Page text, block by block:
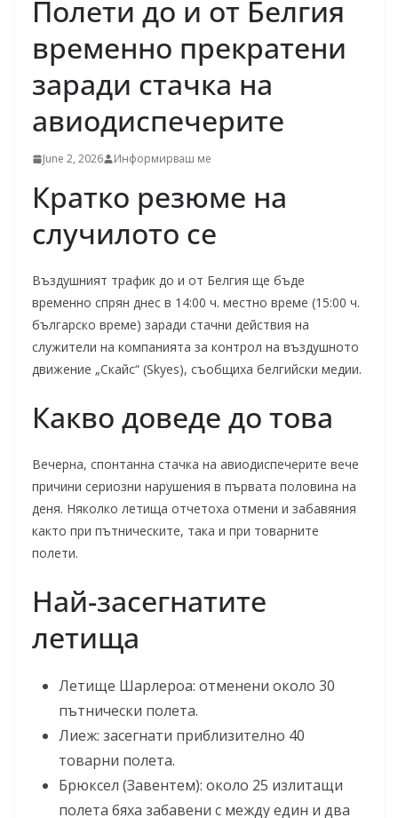
Полети до и от Белгия
временно прекратени
заради стачка на
авиодиспечерите
June 2, 2026 Информирваш ме
Кратко резюме на
случилото се
Въздушният трафик до и от Белгия ще бъде
временно спрян днес в 14:00 ч. местно време (15:00 ч.
българско време) заради стачни действия на
служители на компанията за контрол на въздушното
движение „Скайс“ (Skyes), съобщиха белгийски медии.
Какво доведе до това
Вечерна, спонтанна стачка на авиодиспечерите вече
причини сериозни нарушения в първата половина на
деня. Няколко летища отчетоха отмени и забавяния
както при пътническите, така и при товарните
полети.
Най-засегнатите
летища
Летище Шарлероа: отменени около 30
пътнически полета.
Лиеж: засегнати приблизително 40
товарни полета.
Брюксел (Завентем): около 25 излитащи
полета бяха забавени с между един и два